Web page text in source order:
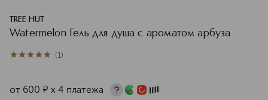
TREE HUT
Watermelon Гель для душа с ароматом арбуза
5из 51 (1)
от 600 ¤ х 4 платежа